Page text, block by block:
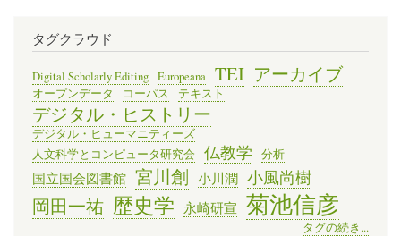
タグクラウド
Digital Scholarly Editing Europeana TEI アーカイブ
オープンデータ コーパス テキスト
デジタル・ヒストリー
デジタル・ヒューマニティーズ
人文科学とコンピュータ研究会
仏教学 分析
国立国会図書館 宮川創 小川潤 小風尚樹
岡田一祐 歴史学 永崎研宣 菊池信彦
タグの続き...